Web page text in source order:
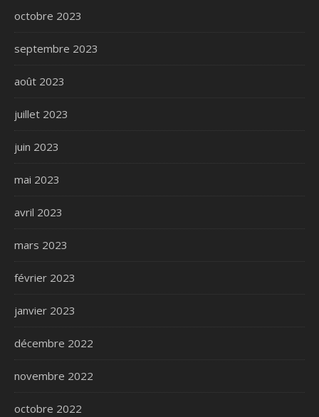
octobre 2023
septembre 2023
août 2023
juillet 2023
juin 2023
mai 2023
avril 2023
mars 2023
février 2023
janvier 2023
décembre 2022
novembre 2022
octobre 2022